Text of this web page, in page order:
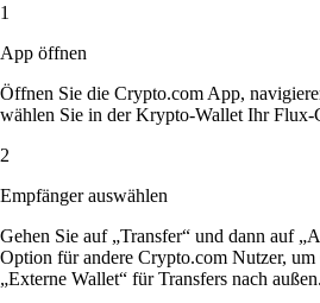
1
App öffnen
Öffnen Sie die Crypto.com App,
wählen Sie in der Krypto-Wallet Ihr Flux-
2
Empfänger auswählen
Gehen Sie auf „Transfer“ und dann auf
Option für andere Crypto.com Nutzer, um
„Externe Wallet“ für Transfers nach außen.